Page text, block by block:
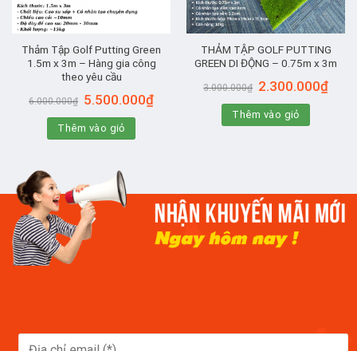
Thảm Tập Golf Putting Green
1.5m x 3m – Hàng gia công
theo yêu cầu
6.000.000₫ Giá
gốc
là:
6.000.000₫.
5.500.000₫Giá
hiện
Thêm vào giỏ
THẢM TẬP GOLF PUTTING
GREEN DI ĐỘNG – 0.75m x 3m
3.000.000₫ Giá
gốc
là:
3.000.000₫.
2.300.000₫Giá
hiện
Thêm vào giỏ